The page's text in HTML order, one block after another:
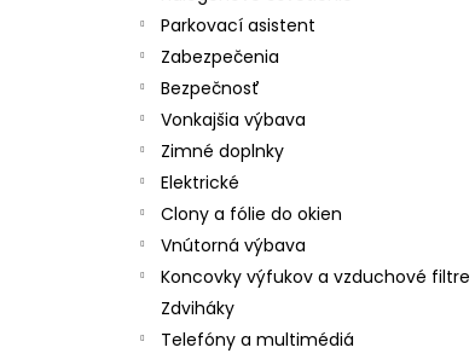
Parkovací asistent
Zabezpečenia
Bezpečnosť
Vonkajšia výbava
Zimné doplnky
Elektrické
Clony a fólie do okien
Vnútorná výbava
Koncovky výfukov a vzduchové filtre
Zdviháky
Telefóny a multimédiá